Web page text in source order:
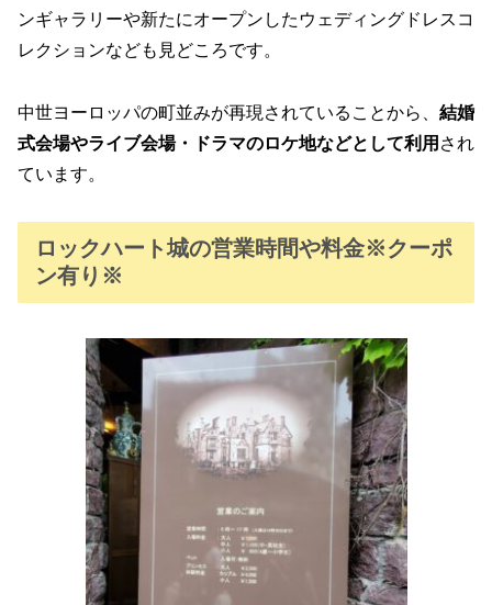
ンギャラリーや新たにオープンしたウェディングドレスコ
レクションなども見どころです。
中世ヨーロッパの町並みが再現されていることから、 結婚
式会場やライブ会場・ドラマのロケ地などとして利用 され
ています。
ロックハート城の営業時間や料金※クーポ
ン有り※